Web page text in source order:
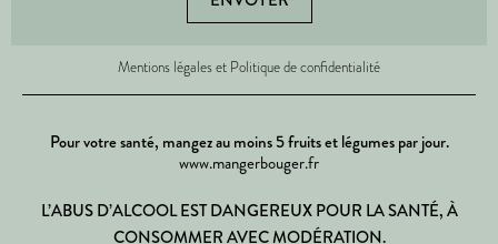
Mentions légales et Politique de confidentialité
Pour votre santé, mangez au moins 5 fruits et légumes par jour.
www.mangerbouger.fr
L’ABUS D’ALCOOL EST DANGEREUX POUR LA SANTÉ, À
CONSOMMER AVEC MODÉRATION.